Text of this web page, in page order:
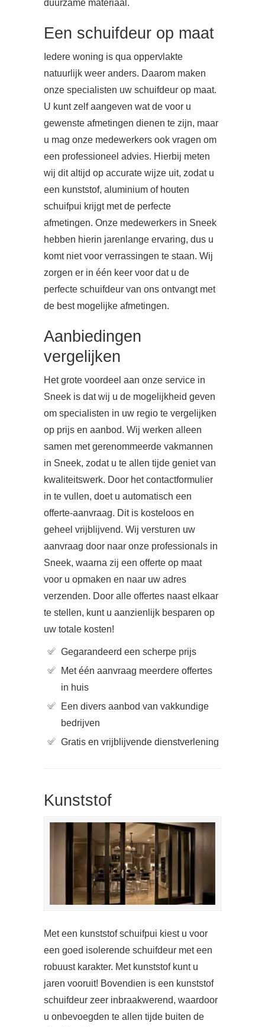
duurzame materiaal.
Een schuifdeur op maat
Iedere woning is qua oppervlakte
natuurlijk weer anders. Daarom maken
onze specialisten uw schuifdeur op maat.
U kunt zelf aangeven wat de voor u
gewenste afmetingen dienen te zijn, maar
u mag onze medewerkers ook vragen om
een professioneel advies. Hierbij meten
wij dit altijd op accurate wijze uit, zodat u
een kunststof, aluminium of houten
schuifpui krijgt met de perfecte
afmetingen. Onze medewerkers in Sneek
hebben hierin jarenlange ervaring, dus u
komt niet voor verrassingen te staan. Wij
zorgen er in één keer voor dat u de
perfecte schuifdeur van ons ontvangt met
de best mogelijke afmetingen.
Aanbiedingen
vergelijken
Het grote voordeel aan onze service in
Sneek is dat wij u de mogelijkheid geven
om specialisten in uw regio te vergelijken
op prijs en aanbod. Wij werken alleen
samen met gerenommeerde vakmannen
in Sneek, zodat u te allen tijde geniet van
kwaliteitswerk. Door het contactformulier
in te vullen, doet u automatisch een
offerte-aanvraag. Dit is kosteloos en
geheel vrijblijvend. Wij versturen uw
aanvraag door naar onze professionals in
Sneek, waarna zij een offerte op maat
voor u opmaken en naar uw adres
verzenden. Door alle offertes naast elkaar
te stellen, kunt u aanzienlijk besparen op
uw totale kosten!
Gegarandeerd een scherpe prijs
Met één aanvraag meerdere offertes
in huis
Een divers aanbod van vakkundige
bedrijven
Gratis en vrijblijvende dienstverlening
Kunststof
Met een kunststof schuifpui kiest u voor
een goed isolerende schuifdeur met een
robuust karakter. Met kunststof kunt u
jaren vooruit! Bovendien is een kunststof
schuifdeur zeer inbraakwerend, waardoor
u onbevoegden te allen tijde buiten de